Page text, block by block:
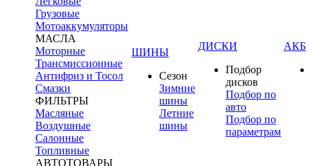
Грузовые
Мотоаккумуляторы
МАСЛА
Моторные
Трансмиссионные
Антифриз и Тосол
Смазки
ФИЛЬТРЫ
Масляные
Воздушные
Салонные
Топливные
АВТОТОВАРЫ
ШИНЫ
Сезон
Зимние
шины
Летние
шины
ДИСКИ
Подбор
дисков
Подбор по
авто
Подбор по
параметрам
АКБ